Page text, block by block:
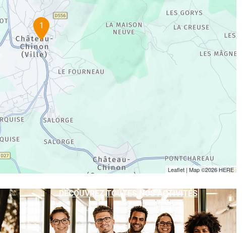
1
Leaflet | Map ©2026HERE
DÉCOUVREZ TOUTES NOS ACTIVITÉS